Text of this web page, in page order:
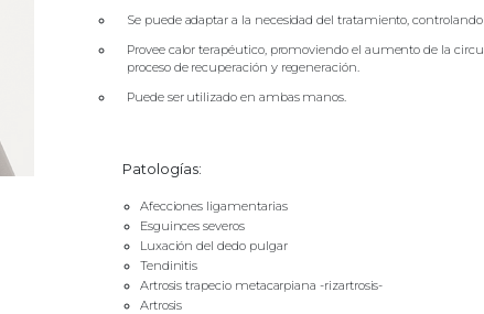
Se puede adaptar a la necesidad del tratamiento,
Provee calor terapéutico, promoviendo el aumento de la
proceso de recuperación y regeneración.
Puede ser utilizado en ambas manos.
Patologías:
Afecciones ligamentarias
Esguinces severos
Luxación del dedo pulgar
Tendinitis
Artrosis trapecio metacarpiana -rizartrosis-
Artrosis